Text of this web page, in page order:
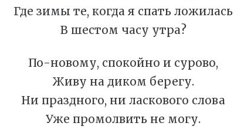
Где зимы те, когда я спать ложилась
В шестом часу утра?
По-новому, спокойно и сурово,
Живу на диком берегу.
Ни праздного, ни ласкового слова
Уже промолвить не могу.